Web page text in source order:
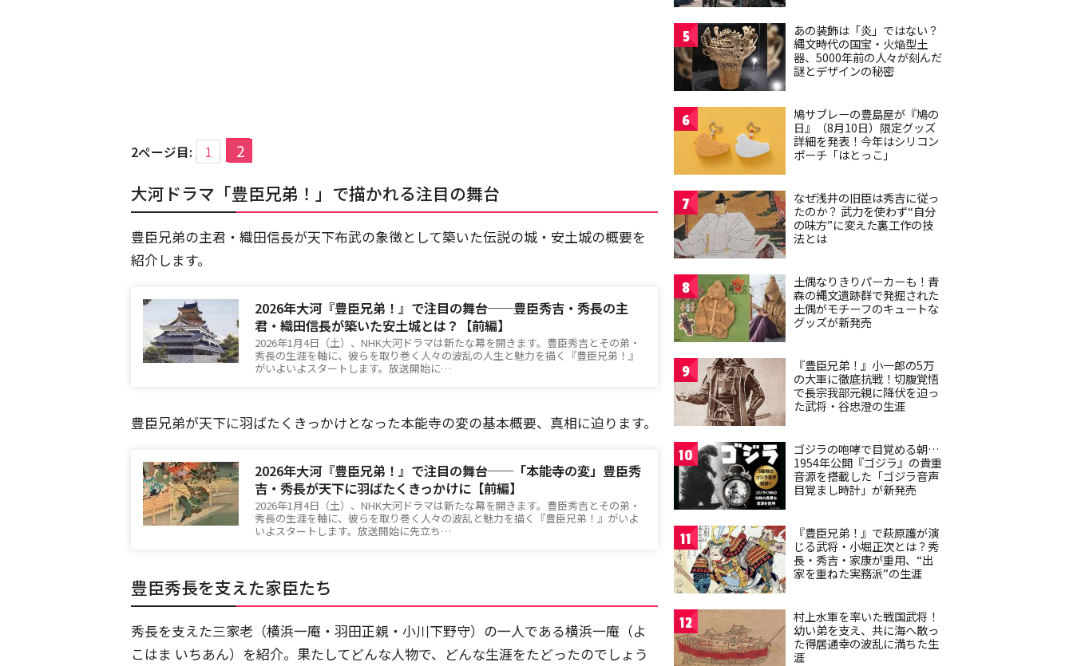
2ページ目: 1 2
大河ドラマ「豊臣兄弟！」で描かれる注目の舞台
豊臣兄弟の主君・織田信長が天下布武の象徴として築いた伝説の城・安土城の概要を
紹介します。
2026年大河『豊臣兄弟！』で注目の舞台──豊臣秀吉・秀長の主
君・織田信長が築いた安土城とは？【前編】
2026年1月4日（土）、NHK大河ドラマは新たな幕を開きます。豊臣秀吉とその弟・
秀長の生涯を軸に、彼らを取り巻く人々の波乱の人生と魅力を描く『豊臣兄弟！』
がいよいよスタートします。放送開始に…
豊臣兄弟が天下に羽ばたくきっかけとなった本能寺の変の基本概要、真相に迫ります。
2026年大河『豊臣兄弟！』で注目の舞台──「本能寺の変」豊臣秀
吉・秀長が天下に羽ばたくきっかけに【前編】
2026年1月4日（土）、NHK大河ドラマは新たな幕を開きます。豊臣秀吉とその弟・
秀長の生涯を軸に、彼らを取り巻く人々の波乱と魅力を描く『豊臣兄弟！』がいよ
いよスタートします。放送開始に先立ち…
豊臣秀長を支えた家臣たち
秀長を支えた三家老（横浜一庵・羽田正親・小川下野守）の一人である横浜一庵（よ
こはま いちあん）を紹介。果たしてどんな人物で、どんな生涯をたどったのでしょう
5
あの装飾は「炎」ではない？
縄文時代の国宝・火焔型土
器、5000年前の人々が刻んだ
謎とデザインの秘密
6
鳩サブレーの豊島屋が『鳩の
日』（8月10日）限定グッズ
詳細を発表！今年はシリコン
ポーチ「はとっこ」
7
なぜ浅井の旧臣は秀吉に従っ
たのか？ 武力を使わず“自分
の味方”に変えた裏工作の技
法とは
8
土偶なりきりパーカーも！青
森の縄文遺跡群で発掘された
土偶がモチーフのキュートな
グッズが新発売
9
『豊臣兄弟！』小一郎の5万
の大軍に徹底抗戦！切腹覚悟
で長宗我部元親に降伏を迫っ
た武将・谷忠澄の生涯
10
ゴジラの咆哮で目覚める朝…
1954年公開『ゴジラ』の貴重
音源を搭載した「ゴジラ音声
目覚まし時計」が新発売
11
『豊臣兄弟！』で萩原護が演
じる武将・小堀正次とは？秀
長・秀吉・家康が重用、“出
家を重ねた実務派”の生涯
12
村上水軍を率いた戦国武将！
幼い弟を支え、共に海へ散っ
た得居通幸の波乱に満ちた生
涯